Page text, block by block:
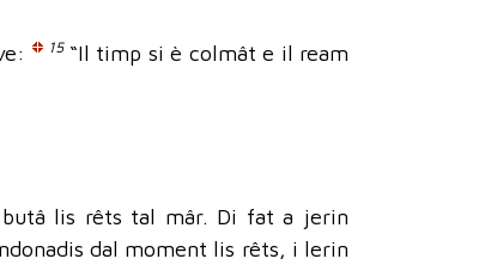
15 “Il timp si è colmât e il ream
butâ lis rêts tal mâr. Di fat a jerin
dal moment lis rêts, i lerin